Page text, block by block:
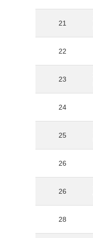
21
22
23
24
25
26
26
28